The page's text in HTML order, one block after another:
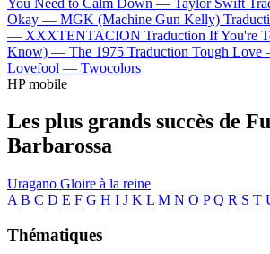
Okay — MGK (Machine Gun Kelly)
— XXXTENTACION Traduction If You're
Know) — The 1975 Traduction Tough
Lovefool — Twocolors
HP mobile
Les plus grands succès de
Barbarossa
Uragano Gloire à la reine
A B C D E F G H I J K L M N O P Q R S T
Thématiques